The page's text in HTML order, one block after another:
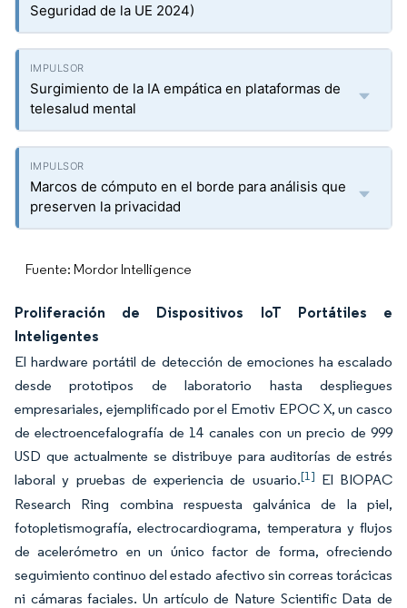
Seguridad de la UE 2024)
Surgimiento de la IA empática en plataformas de
telesalud mental
Marcos de cómputo en el borde para análisis que
preserven la privacidad
Fuente: Mordor Intelligence
Proliferación de Dispositivos IoT Portátiles e
Inteligentes
El hardware portátil de detección de emociones ha escalado
desde prototipos de laboratorio hasta despliegues
empresariales, ejemplificado por el Emotiv EPOC X, un casco
de electroencefalografía de 14 canales con un precio de 999
USD que actualmente se distribuye para auditorías de estrés
laboral y pruebas de experiencia de usuario.[1] El BIOPAC
Research Ring combina respuesta galvánica de la piel,
fotopletismografía, electrocardiograma, temperatura y flujos
de acelerómetro en un único factor de forma, ofreciendo
seguimiento continuo del estado afectivo sin correas torácicas
ni cámaras faciales. Un artículo de Nature Scientific Data de